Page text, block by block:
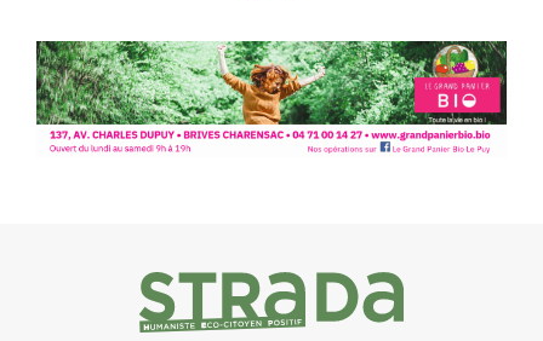
Cet été,Laurent Bersetvous
propose unstage d’aquarelle en
extérieur, accessibleà tous les
niveaux, dans un cadre naturel
Pendant3 jours, vous
apprendrez à capturer l’instant
: